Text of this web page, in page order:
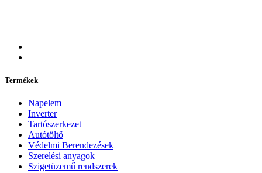
Termékek
Napelem
Inverter
Tartószerkezet
Autótöltő
Védelmi Berendezések
Szerelési anyagok
Szigetüzemű rendszerek